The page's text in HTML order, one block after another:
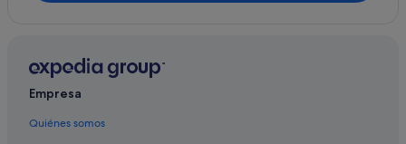
Albergues en Currelos
Apartamentos en Guntín
Casas rurales en Guntín
Empresa
Quiénes somos